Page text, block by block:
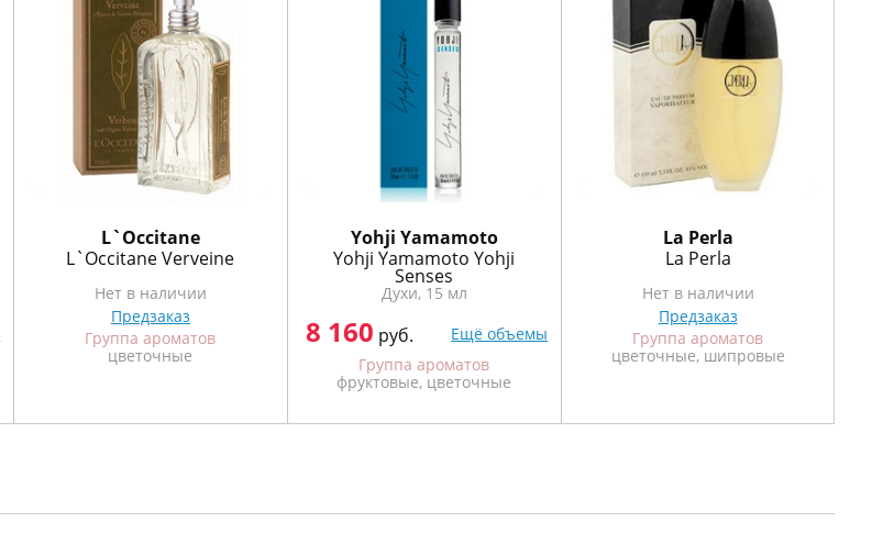
L`Occitane
L`Occitane Verveine
Нет в наличии
Предзаказ
Группа ароматов
цветочные
Yohji Yamamoto
Yohji Yamamoto Yohji
Senses
Духи, 15 мл
8 160 руб.
Ещё объемы
Группа ароматов
фруктовые, цветочные
La Perla
La Perla
Нет в наличии
Предзаказ
Группа ароматов
цветочные, шипровые